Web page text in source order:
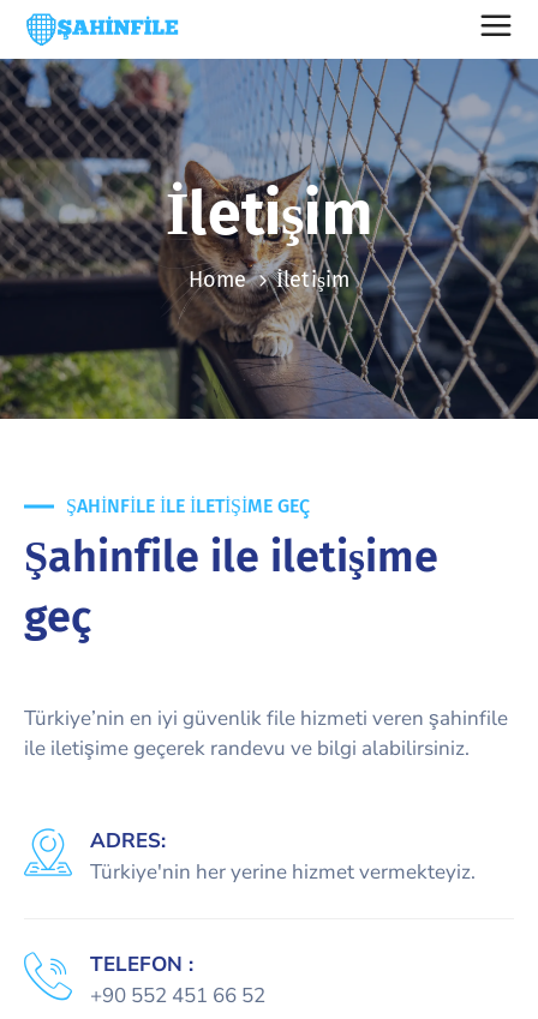
İletişim
Home İletişim
ŞAHINFILE ILE ILETIŞIME GEÇ
Şahinfile ile iletişime
geç
Türkiye’nin en iyi güvenlik file hizmeti veren şahinfile
ile iletişime geçerek randevu ve bilgi alabilirsiniz.
ADRES:
Türkiye'nin her yerine hizmet vermekteyiz.
TELEFON :
+90 552 451 66 52